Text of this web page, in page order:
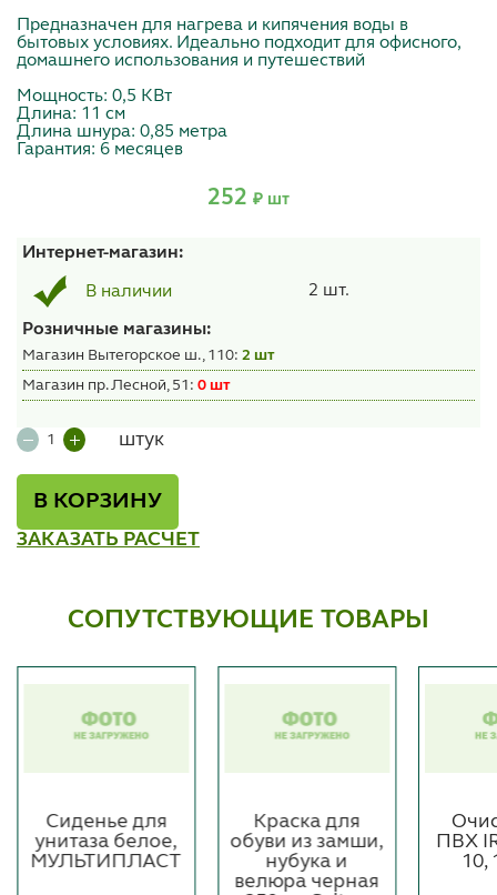
Предназначен для нагрева и кипячения воды в
бытовых условиях. Идеально подходит для офисного,
домашнего использования и путешествий
Мощность: 0,5 КВт
Длина: 11 см
Длина шнура: 0,85 метра
Гарантия: 6 месяцев
252 ₽ шт
Интернет-магазин:
В наличии 2 шт.
Розничные магазины:
Магазин Вытегорское ш., 110: 2 шт
Магазин пр. Лесной, 51: 0 шт
штук
В КОРЗИНУ
ЗАКАЗАТЬ РАСЧЕТ
СОПУТСТВУЮЩИЕ ТОВАРЫ
Сиденье для
унитаза белое,
МУЛЬТИПЛАСТ
Краска для
обуви из замши,
нубука и
велюра черная
ПВХ
10,